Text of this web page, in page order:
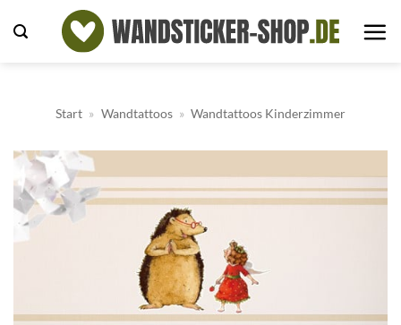
Inhalt
Start » Wandtattoos » Wandtattoos Kinderzimmer